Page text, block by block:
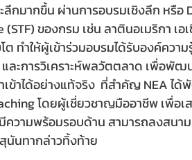
ลึกมากขึ้น ผ่านการอบรมเชิงลึก หรือ
ของกรม เช่น ลาตินอเมริกา เอเ
ทำให้ผู้เข้าร่วมอบรมได้รับองค์ควา
ละการวิเคราะห์พลวัตตลาด เพื่อพัฒ
ข้าได้อย่างแท้จริง  ที่สำคัญ NEA ไ
โดยผู้เชี่ยวชาญมืออาชีพ เพื่อเ
ความพร้อมรอบด้าน สามารถลงสนา
นันทากล่าวทิ้งท้าย